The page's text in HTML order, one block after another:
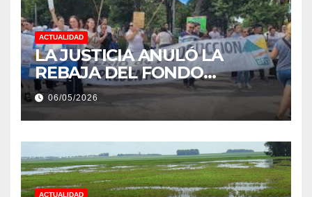
ACTUALIDAD
LA JUSTICIA ANULÓ LA
REBAJA DEL FONDO
ESTÍMULO A EMPLEADOS DE
PRODUCCIÓN DE LA
PROVINCIA DEL CHACO
06/05/2026
ACTUALIDAD